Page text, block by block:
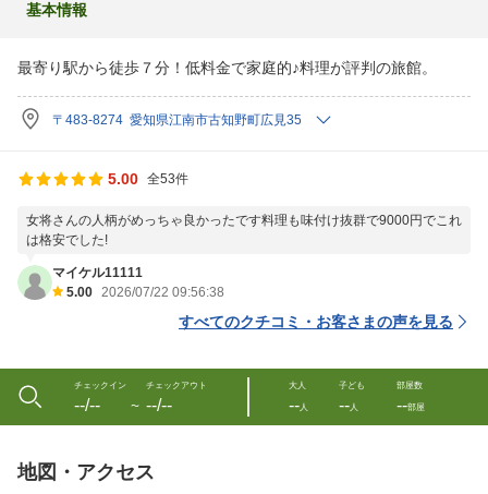
基本情報
最寄り駅から徒歩７分！低料金で家庭的♪料理が評判の旅館。
〒483-8274 愛知県江南市古知野町広見35
5.00 全53件
女将さんの人柄がめっちゃ良かったです料理も味付け抜群で9000円でこれ
は格安でした!
マイケル11111
5.00 2026/07/22 09:56:38
すべてのクチコミ・お客さまの声を見る
チェックイン
--/-- 〜
チェックアウト
--/--
大人
--人
子ども
--人
部屋数
--部屋
地図・アクセス